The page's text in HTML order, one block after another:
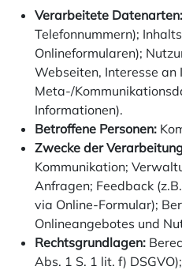
Verarbeitete Datenarten:
Telefonnummern);
Onlineformularen);
Webseiten, Interesse an
Meta-/
Informationen).
Betroffene Personen:
Zwecke der
Kommunikation;
Anfragen; Feedback
via Online-Formular);
Onlineangebotes und
Rechtsgrundlagen:
Abs. 1 S. 1 lit. f)